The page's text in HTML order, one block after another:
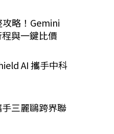
略！Gemini
與一鍵比價
AI 攜手中科
三麗鷗跨界聯